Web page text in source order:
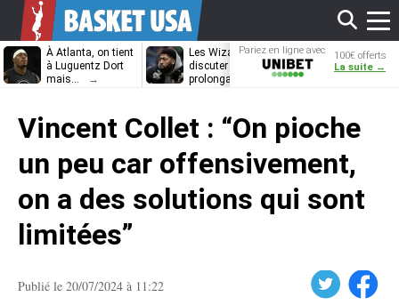
À Atlanta, on tient
à Luguentz Dort
mais…
Les Wizards vont
discuter
prolongation avec
Dennis
découvrira-t-il
Pariez en ligne avec
Unibet
100€ offerts
La suite →
Vincent Collet : “On pioche
un peu car offensivement,
on a des solutions qui sont
limitées”
Publié le 20/07/2024 à 11:22 Facebook